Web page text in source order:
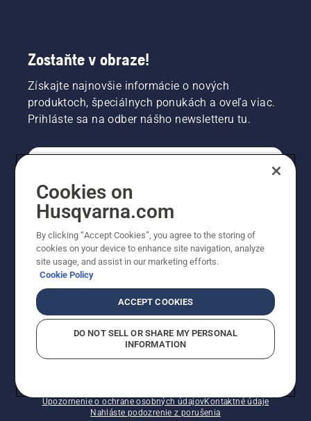
Zostaňte v obraze!
Získajte najnovšie informácie o nových
produktoch, špeciálnych ponukách a oveľa viac.
Prihláste sa na odber nášho newsletteru tu.
PROFESIONÁLNE
Upozornenie o ochrane osobných údajovKontaktné údaje
Nahláste podozrenie z porušenia
Cookies on
Husqvarna.com
By clicking “Accept Cookies”, you agree to the storing of
cookies on your device to enhance site navigation, analyze
site usage, and assist in our marketing efforts.
Cookie Policy
ACCEPT COOKIES
DO NOT SELL OR SHARE MY PERSONAL
INFORMATION